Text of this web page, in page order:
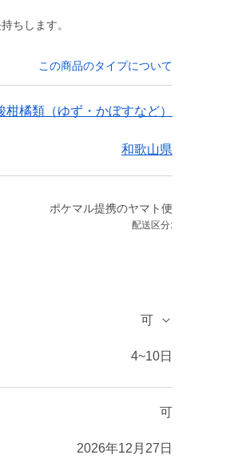
ちします。
この商品のタイプについて
柑橘類（ゆず・かぼすなど）
和歌山県
ポケマル提携のヤマト便
配送区分:
可
4~10日
可
2026年12月27日